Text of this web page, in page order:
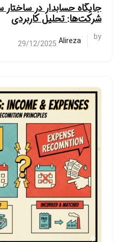
جایگاه حسابدار در ساختار
شرکت‌ها: تحلیل کاربردی
by
Alireza
29/12/2025